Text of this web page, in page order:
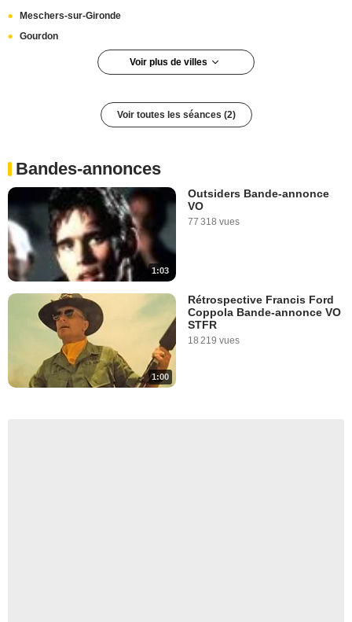
Meschers-sur-Gironde
Gourdon
Voir plus de villes
Voir toutes les séances (2)
Bandes-annonces
1:03
Outsiders Bande-annonce
VO
77 318 vues
1:00
Rétrospective Francis Ford
Coppola Bande-annonce VO
STFR
18 219 vues